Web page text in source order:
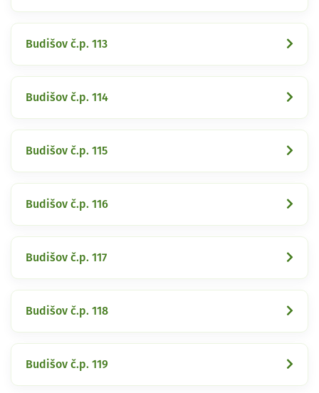
Budišov č.p. 113
Budišov č.p. 114
Budišov č.p. 115
Budišov č.p. 116
Budišov č.p. 117
Budišov č.p. 118
Budišov č.p. 119